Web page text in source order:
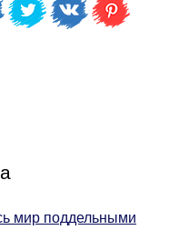
мир поддельными